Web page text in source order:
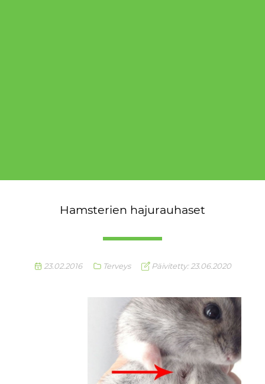
Hamsterien hajurauhaset
23.02.2016 Terveys Päivitetty: 23.06.2020